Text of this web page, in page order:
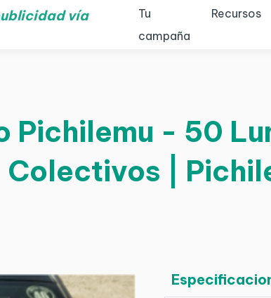
vía
Tu
campaña
Recursos
Pichilemu - 50
Colectivos |